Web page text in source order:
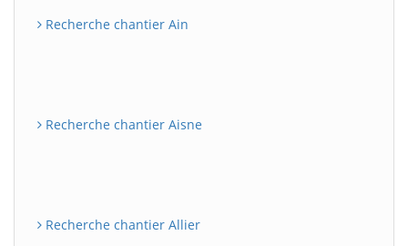
Recherche chantier Ain
Recherche chantier Aisne
Recherche chantier Allier